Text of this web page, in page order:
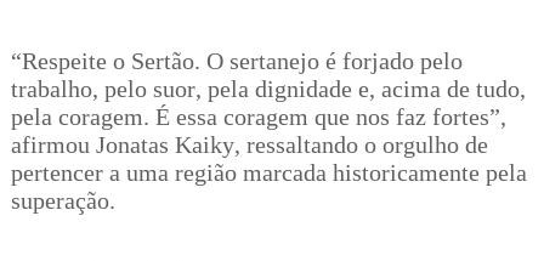
“Respeite o Sertão. O sertanejo é forjado pelo
trabalho, pelo suor, pela dignidade e, acima de tudo,
pela coragem. É essa coragem que nos faz fortes”,
afirmou Jonatas Kaiky, ressaltando o orgulho de
pertencer a uma região marcada historicamente pela
superação.